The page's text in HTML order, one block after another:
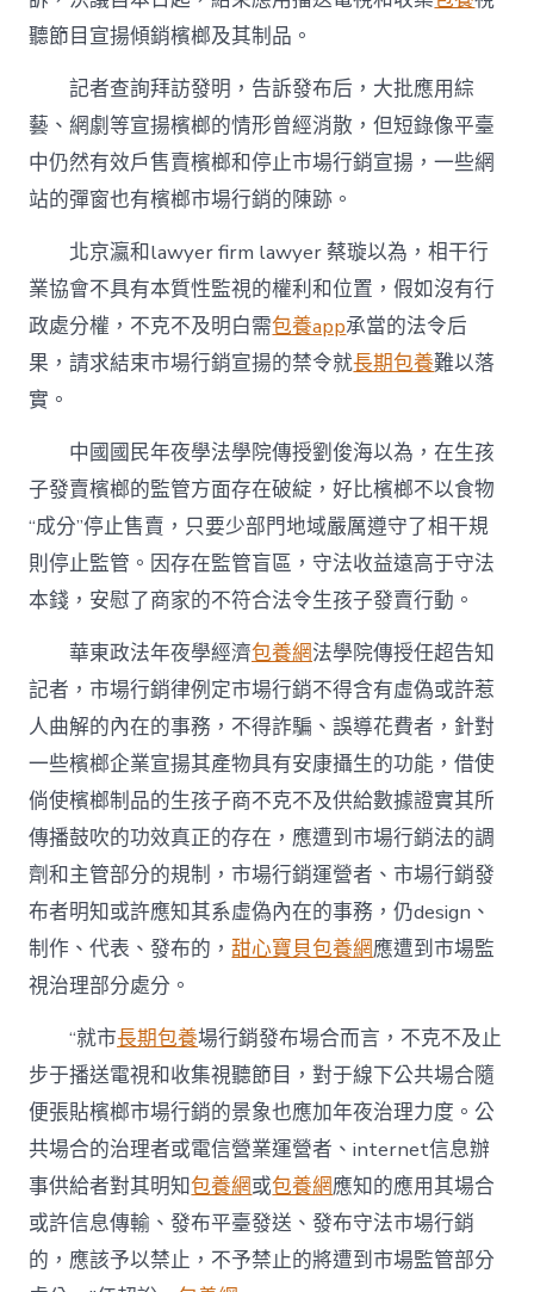
聽節目宣揚傾銷檳榔及其制品。
記者查詢拜訪發明，告訴發布后，大批應用綜
藝、網劇等宣揚檳榔的情形曾經消散，但短錄像平臺
中仍然有效戶售賣檳榔和停止市場行銷宣揚，一些網
站的彈窗也有檳榔市場行銷的陳跡。
北京瀛和lawyer firm lawyer 蔡璇以為，相干行
業協會不具有本質性監視的權利和位置，假如沒有行
政處分權，不克不及明白需包養app承當的法令后
果，請求結束市場行銷宣揚的禁令就長期包養難以落
實。
中國國民年夜學法學院傳授劉俊海以為，在生孩
子發賣檳榔的監管方面存在破綻，好比檳榔不以食物
“成分”停止售賣，只要少部門地域嚴厲遵守了相干規
則停止監管。因存在監管盲區，守法收益遠高于守法
本錢，安慰了商家的不符合法令生孩子發賣行動。
華東政法年夜學經濟包養網法學院傳授任超告知
記者，市場行銷律例定市場行銷不得含有虛偽或許惹
人曲解的內在的事務，不得詐騙、誤導花費者，針對
一些檳榔企業宣揚其產物具有安康攝生的功能，借使
倘使檳榔制品的生孩子商不克不及供給數據證實其所
傳播鼓吹的功效真正的存在，應遭到市場行銷法的調
劑和主管部分的規制，市場行銷運營者、市場行銷發
布者明知或許應知其系虛偽內在的事務，仍design、
制作、代表、發布的，甜心寶貝包養網應遭到市場監
視治理部分處分。
“就市長期包養場行銷發布場合而言，不克不及止
步于播送電視和收集視聽節目，對于線下公共場合隨
便張貼檳榔市場行銷的景象也應加年夜治理力度。公
共場合的治理者或電信營業運營者、internet信息辦
事供給者對其明知包養網或包養網應知的應用其場合
或許信息傳輸、發布平臺發送、發布守法市場行銷
的，應該予以禁止，不予禁止的將遭到市場監管部分